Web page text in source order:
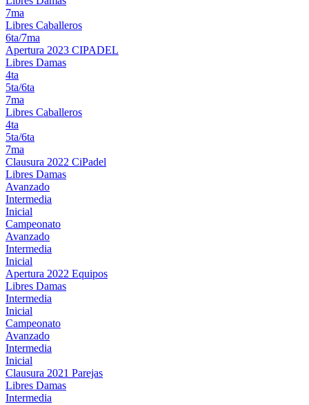
7ma
Libres Caballeros
6ta/7ma
Apertura 2023 CIPADEL
Libres Damas
4ta
5ta/6ta
7ma
Libres Caballeros
4ta
5ta/6ta
7ma
Clausura 2022 CiPadel
Libres Damas
Avanzado
Intermedia
Inicial
Campeonato
Avanzado
Intermedia
Inicial
Apertura 2022 Equipos
Libres Damas
Intermedia
Inicial
Campeonato
Avanzado
Intermedia
Inicial
Clausura 2021 Parejas
Libres Damas
Intermedia